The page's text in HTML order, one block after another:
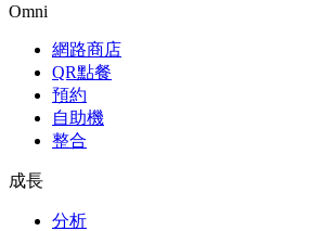
Omni
網路商店
QR點餐
預約
自助機
整合
成長
分析